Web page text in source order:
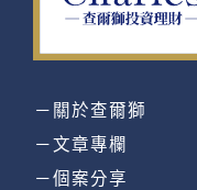
－關於查爾獅
－文章專欄
－個案分享